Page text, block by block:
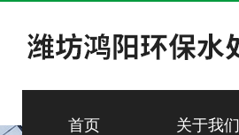
首页 关于我们